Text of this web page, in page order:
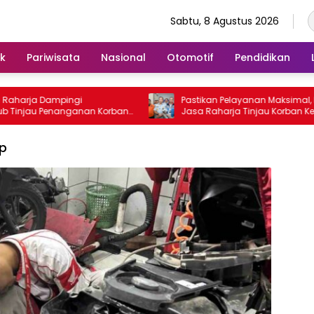
Sabtu, 8 Agustus 2026
Pariwisata Nasional Otomotif Pendidikan
Dampingi
Penanganan Korban
II di RS PHC
Pastikan Pelayanan Maksimal,
Jasa Raharja Tinjau Korban
KM Mutiara Sentosa II